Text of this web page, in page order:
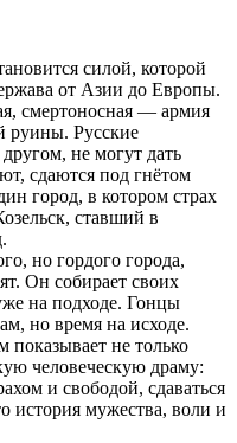
силой, которой
от Азии до Европы.
смертоносная — армия
руины. Русские
не могут дать
сдаются под гнётом
город, в котором страх
ставший в
но гордого города,
Он собирает своих
на подходе. Гонцы
но время на исходе.
не только
человеческую драму:
и свободой, сдаваться
история мужества, воли и